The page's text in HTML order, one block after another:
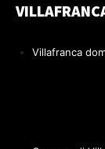
Villafranca